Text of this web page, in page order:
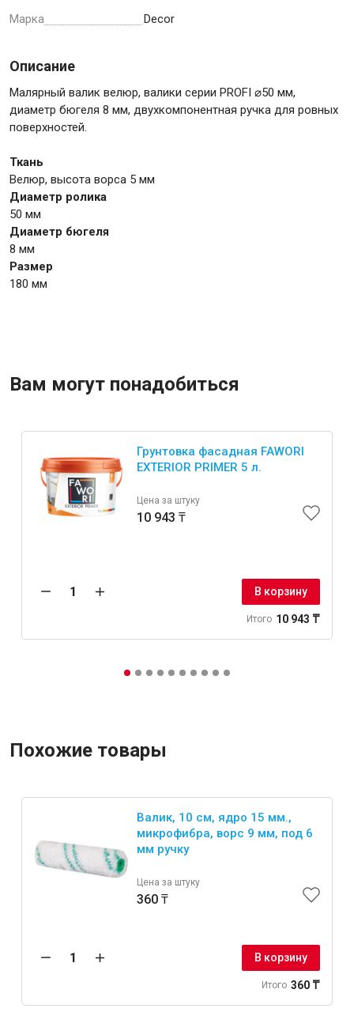
Марка Decor
Описание
Малярный валик велюр, валики серии PROFI ⌀50 мм,
диаметр бюгеля 8 мм, двухкомпонентная ручка для ровных
поверхностей.
Ткань
Велюр, высота ворса 5 мм
Диаметр ролика
50 мм
Диаметр бюгеля
8 мм
Размер
180 мм
Вам могут понадобиться
Грунтовка фасадная FAWORI
EXTERIOR PRIMER 5 л.
Цена за штуку
10 943 ₸
В корзину
Итого 10 943 ₸
Похожие товары
Валик, 10 см, ядро 15 мм.,
микрофибра, ворс 9 мм, под 6
мм ручку
Цена за штуку
360 ₸
В корзину
Итого 360 ₸
Инструмент для штукатурно-отделочных работ
Сантехника
Крепежи
Анкеры
Всё для дома и сада
Товары для бани и сауны
Оборудование для клининга и уборки